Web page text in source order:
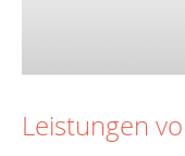
Leistungen